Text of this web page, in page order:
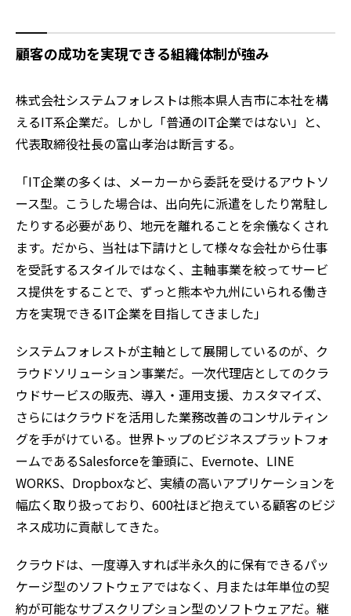
顧客の成功を実現できる組織体制が強み
株式会社システムフォレストは熊本県人吉市に本社を構
えるIT系企業だ。しかし「普通のIT企業ではない」と、
代表取締役社長の富山孝治は断言する。
「IT企業の多くは、メーカーから委託を受けるアウトソ
ース型。こうした場合は、出向先に派遣をしたり常駐し
たりする必要があり、地元を離れることを余儀なくされ
ます。だから、当社は下請けとして様々な会社から仕事
を受託するスタイルではなく、主軸事業を絞ってサービ
ス提供をすることで、ずっと熊本や九州にいられる働き
方を実現できるIT企業を目指してきました」
システムフォレストが主軸として展開しているのが、ク
ラウドソリューション事業だ。一次代理店としてのクラ
ウドサービスの販売、導入・運用支援、カスタマイズ、
さらにはクラウドを活用した業務改善のコンサルティン
グを手がけている。世界トップのビジネスプラットフォ
ームであるSalesforceを筆頭に、Evernote、LINE
WORKS、Dropboxなど、実績の高いアプリケーションを
幅広く取り扱っており、600社ほど抱えている顧客のビジ
ネス成功に貢献してきた。
クラウドは、一度導入すれば半永久的に保有できるパッ
ケージ型のソフトウェアではなく、月または年単位の契
約が可能なサブスクリプション型のソフトウェアだ。継